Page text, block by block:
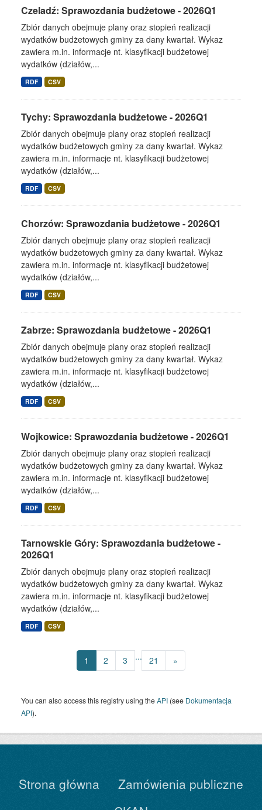
Czeladź: Sprawozdania budżetowe - 2026Q1
Zbiór danych obejmuje plany oraz stopień realizacji
wydatków budżetowych gminy za dany kwartał. Wykaz
zawiera m.in. informacje nt. klasyfikacji budżetowej
wydatków (działów,...
RDF CSV
Tychy: Sprawozdania budżetowe - 2026Q1
Zbiór danych obejmuje plany oraz stopień realizacji
wydatków budżetowych gminy za dany kwartał. Wykaz
zawiera m.in. informacje nt. klasyfikacji budżetowej
wydatków (działów,...
RDF CSV
Chorzów: Sprawozdania budżetowe - 2026Q1
Zbiór danych obejmuje plany oraz stopień realizacji
wydatków budżetowych gminy za dany kwartał. Wykaz
zawiera m.in. informacje nt. klasyfikacji budżetowej
wydatków (działów,...
RDF CSV
Zabrze: Sprawozdania budżetowe - 2026Q1
Zbiór danych obejmuje plany oraz stopień realizacji
wydatków budżetowych gminy za dany kwartał. Wykaz
zawiera m.in. informacje nt. klasyfikacji budżetowej
wydatków (działów,...
RDF CSV
Wojkowice: Sprawozdania budżetowe - 2026Q1
Zbiór danych obejmuje plany oraz stopień realizacji
wydatków budżetowych gminy za dany kwartał. Wykaz
zawiera m.in. informacje nt. klasyfikacji budżetowej
wydatków (działów,...
RDF CSV
Tarnowskie Góry: Sprawozdania budżetowe -
2026Q1
Zbiór danych obejmuje plany oraz stopień realizacji
wydatków budżetowych gminy za dany kwartał. Wykaz
zawiera m.in. informacje nt. klasyfikacji budżetowej
wydatków (działów,...
RDF CSV
1 2 3 ... 21 »
You can also access this registry using theAPI (see Dokumentacja
API).
Strona główna
Zamówienia publiczne